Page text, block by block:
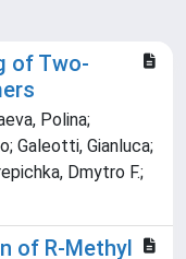
of Two-
Polina;
Galeotti, Gianluca;
Dmytro F.;
of R-Methyl